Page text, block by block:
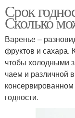
Срок
Сколько
Варенье –
фруктов и сахара.
чтобы холодными
чаем и различной
годности.